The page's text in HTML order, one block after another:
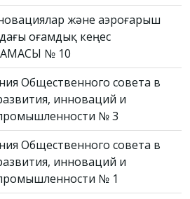
және аэроғарыш
Қоғамдық кеңес
№ 10
Общественного совета в
инноваций и
№ 3
Общественного совета в
инноваций и
№ 1